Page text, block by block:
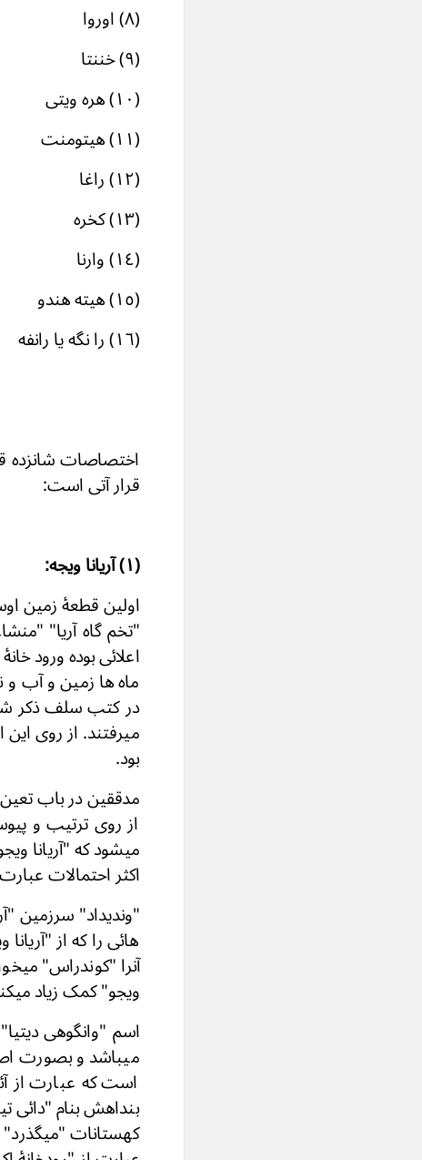
(۸) اوروا . . . . Urva
(۹) خننتا . . . . Khnenta
(۱۰) هره ویتی . . . . Haravaiti
(۱۱) هیتومنت . . . . Haêtumant
(۱۲) راغا . . . . Ragha
(۱۳) کخره . . . . Kakhra
(١٤) وارنا . . . . Varena
(١٥) هیته هندو . . . . Hapta Hindu
(١٦) را نگه یا رانفه . . . . Rangha
اختصاصات شانزده
قرار آتی است:
(۱) آریانا ویجه:
اولین قطعۀ زمین
"تخم گاه آریا"
اعلائی بوده ورود
ماه ها زمین و آب و
در کتب سلف ذکر
میرفتند. از روی
بود.
مدققین در باب
میشود که "آریانا
اکثر احتمالات
"وندیداد" سرزمین
آنرا "کوندراس"
ویجو" کمک زیاد
اسم "وانگوهی
میباشد و بصورت
است که عبارت از
بنداهش بنام "دائى
کهستانات "میگذرد"